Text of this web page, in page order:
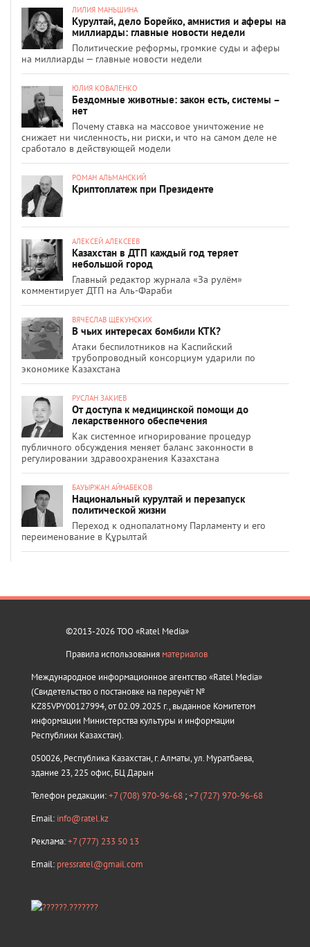
ЛИЛИЯ МАНЬШИНА
Курултай, дело Борейко, амнистия и аферы на
миллиарды: главные новости недели
Политические реформы, громкие суды и аферы
на миллиарды — главные новости недели
ЮЛИЯ КОВАЛЕНКО
Бездомные животные: закон есть, системы –
нет
Почему ставка на массовое уничтожение не
снижает ни численность, ни риски, и что на самом деле не
сработало в действующей модели
РОМАН АЛЬМАНСКИЙ
Криптоплатеж при Президенте
АЛЕКСЕЙ АЛЕКСЕЕВ
Казахстан в ДТП каждый год теряет
небольшой город
Главный редактор журнала «За рулём»
комментирует ДТП на Аль-Фараби
ВЯЧЕСЛАВ ЩЕКУНСКИХ
В чьих интересах бомбили КТК?
Атаки беспилотников на Каспийский
трубопроводный консорциум ударили по
экономике Казахстана
РУСЛАН ЗАКИЕВ
От доступа к медицинской помощи до
лекарственного обеспечения
Как системное игнорирование процедур
публичного обсуждения меняет баланс законности в
регулировании здравоохранения Казахстана
БАУЫРЖАН АЙНАБЕКОВ
Национальный курултай и перезапуск
политической жизни
Переход к однопалатному Парламенту и его
переименование в Құрылтай
©2013-2026 ТОО «Ratel Media»
Правила использования материалов
Международное информационное агентство «Ratel Media»
(Свидетельство о постановке на переучёт №
KZ85VPY00127994, от 02.09.2025 г., выданное Комитетом
информации Министерства культуры и информации
Республики Казахстан).
050026, Республика Казахстан, г. Алматы, ул. Муратбаева,
здание 23, 225 офис, БЦ Дарын
Телефон редакции:+7 (708) 970-96-68 ;+7 (727) 970-96-68
Email: info@ratel.kz
Реклама:+7 (777) 233 50 13
Email: pressratel@gmail.com